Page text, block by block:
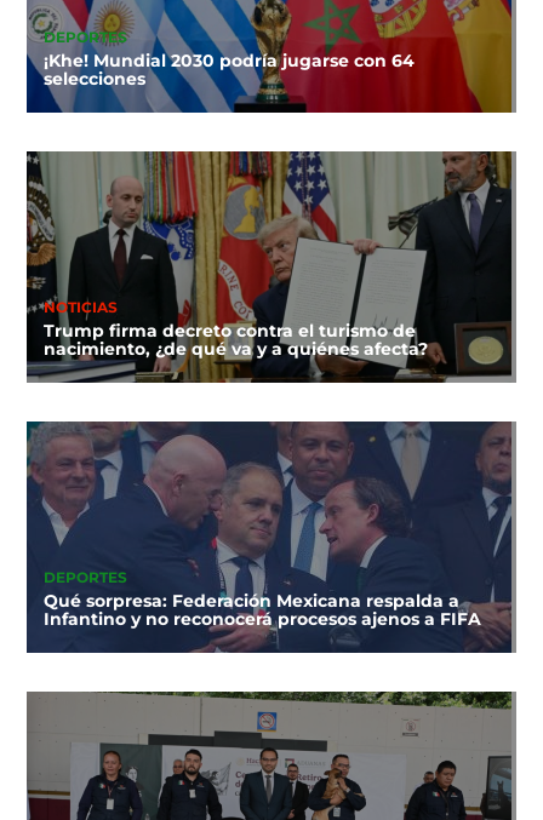
DEPORTES
¡Khe! Mundial 2030 podría jugarse con 64
selecciones
NOTICIAS
Trump firma decreto contra el turismo de
nacimiento, ¿de qué va y a quiénes afecta?
DEPORTES
Qué sorpresa: Federación Mexicana respalda a
Infantino y no reconocerá procesos ajenos a FIFA